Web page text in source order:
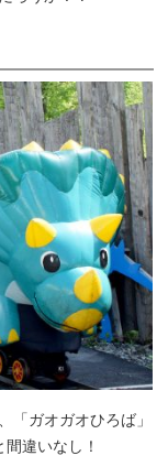
「ガオガオひろば」
違いなし！